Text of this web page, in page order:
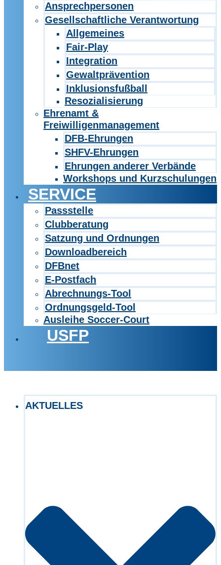
Ansprechpersonen
Gesellschaftliche Verantwortung
Allgemeines
Fair-Play
Integration
Gewaltprävention
Inklusionsfußball
Resozialisierung
Ehrenamt &
Freiwilligenmanagement
DFB-Ehrungen
SHFV-Ehrungen
Ehrungen anderer Verbände
Workshops und Kurzschulungen
SERVICE
Passstelle
Clubberatung
Satzung und Ordnungen
Downloadbereich
DFBnet
E-Postfach
Abrechnungs-Tool
Ordnungsgeld-Tool
Ausleihe Soccer-Court
USFP
AKTUELLES
Exact matches only